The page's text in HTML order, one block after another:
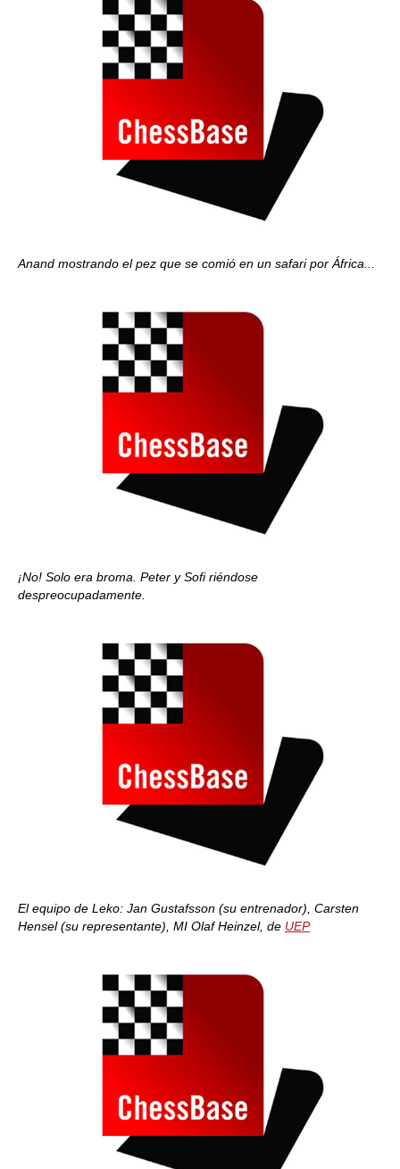
Anand mostrando el pez que se comió en un safari por África...
¡No! Solo era broma. Peter y Sofi riéndose
despreocupadamente.
El equipo de Leko: Jan Gustafsson (su entrenador), Carsten
Hensel (su representante), MI Olaf Heinzel, de UEP